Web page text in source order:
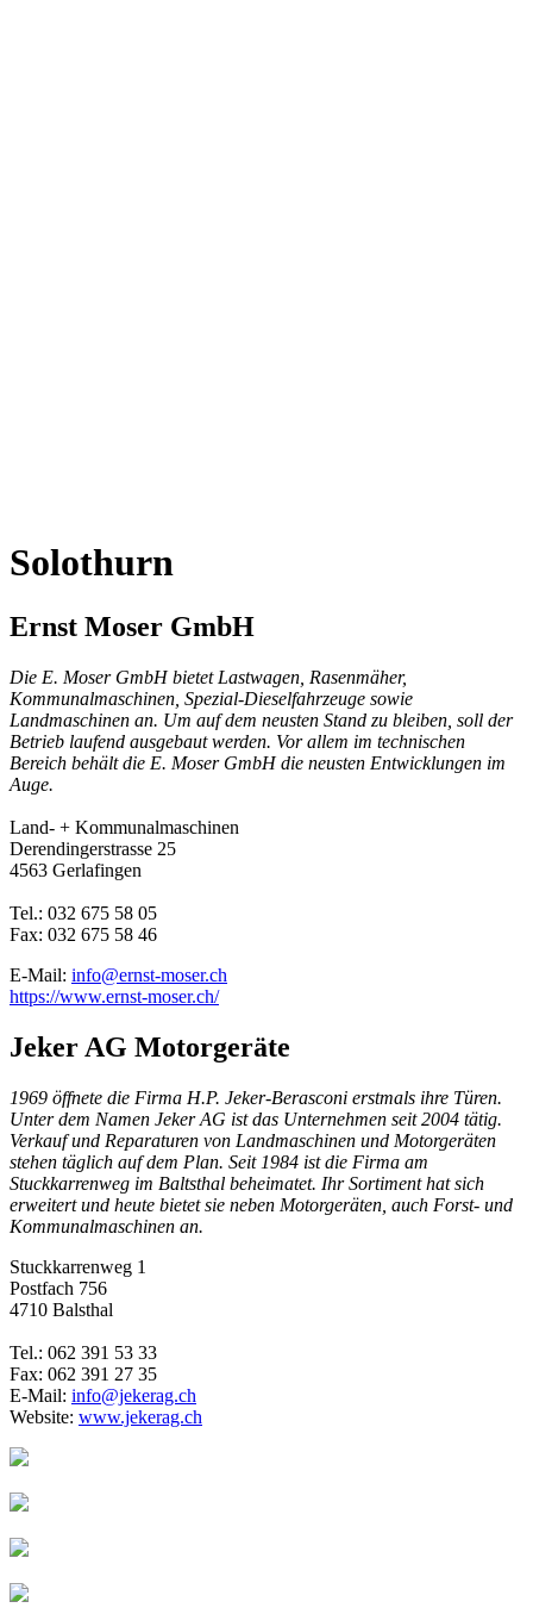
Solothurn
Ernst Moser GmbH
Die E. Moser GmbH bietet Lastwagen, Rasenmäher,
Kommunalmaschinen, Spezial-Dieselfahrzeuge sowie
Landmaschinen an. Um auf dem neusten Stand zu bleiben, soll der
Betrieb laufend ausgebaut werden. Vor allem im technischen
Bereich behält die E. Moser GmbH die neusten Entwicklungen im
Auge.
Land- + Kommunalmaschinen
Derendingerstrasse 25
4563 Gerlafingen
Tel.: 032 675 58 05
Fax: 032 675 58 46
E-Mail: info@ernst-moser.ch
https://www.ernst-moser.ch/
Jeker AG Motorgeräte
1969 öffnete die Firma H.P. Jeker-Berasconi erstmals ihre Türen.
Unter dem Namen Jeker AG ist das Unternehmen seit 2004 tätig.
Verkauf und Reparaturen von Landmaschinen und Motorgeräten
stehen täglich auf dem Plan. Seit 1984 ist die Firma am
Stuckkarrenweg im Baltsthal beheimatet. Ihr Sortiment hat sich
erweitert und heute bietet sie neben Motorgeräten, auch Forst- und
Kommunalmaschinen an.
Stuckkarrenweg 1
Postfach 756
4710 Balsthal
Tel.: 062 391 53 33
Fax: 062 391 27 35
E-Mail: info@jekerag.ch
Website: www.jekerag.ch